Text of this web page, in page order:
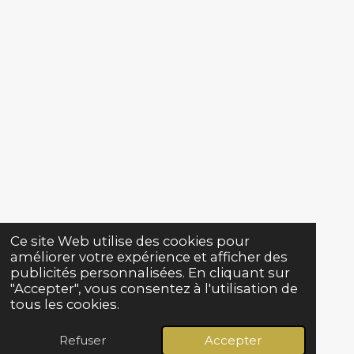
Ce site Web utilise des cookies pour
améliorer votre expérience et afficher des
publicités personnalisées. En cliquant sur
"Accepter", vous consentez à l'utilisation de
tous les cookies.
Refuser Accepter